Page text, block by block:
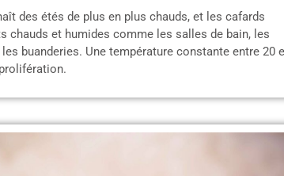
des étés de plus en plus chauds, et les cafards
chauds et humides comme les salles de bain, les
buanderies. Une température constante entre 20